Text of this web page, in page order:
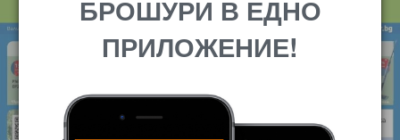
БРОШУРИ В ЕДНО
ПРИЛОЖЕНИЕ!